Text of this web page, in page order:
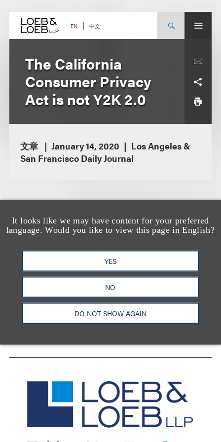
content EN 中文
It looks like we may have content for your preferred
language. Would you like to view this page in English?
YES
NO
DO NOT SHOW AGAIN
The California
Consumer Privacy
Act is not Y2K 2.0
文章 January 14, 2020
Los Angeles &
San Francisco Daily Journal
洛杉矶 纽约 芝加哥
那什维尔
旧金山
香港
Facebook X
联系我们
隐私政策 使用条款 订阅中心